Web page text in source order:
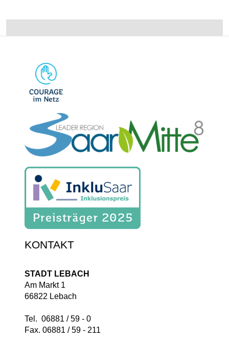
KONTAKT
STADT LEBACH
Am Markt 1
66822 Lebach
Tel. 06881 / 59 - 0
Fax. 06881 / 59 - 211